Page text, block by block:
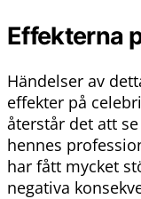
Effekterna
Händelser av
effekter på
återstår det att
hennes
har fått mycket
negativa